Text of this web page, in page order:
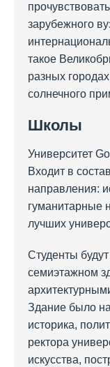
зарубежного
такое
разных
солнечного
Школы
Университет
Входит в
направления:
гуманитарные
лучших
Студенты
семиэтажном
Здание было
историка,
ректора
искусства,